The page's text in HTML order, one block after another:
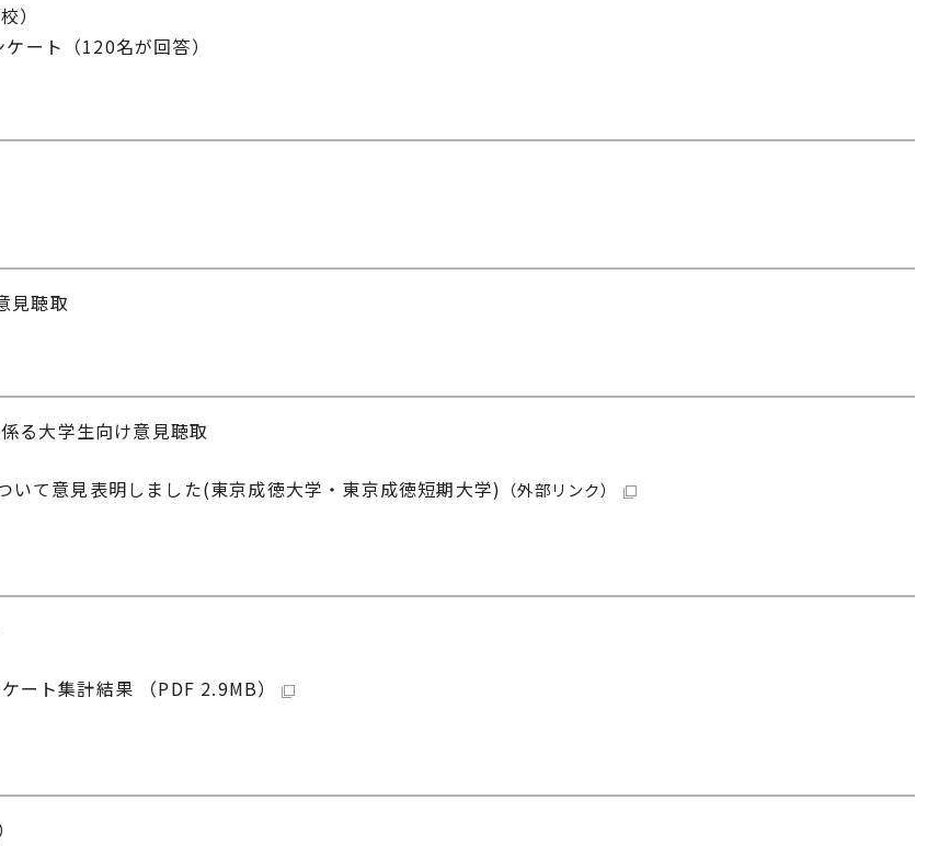
）
ート（120名が回答）
見聴取
る大学生向け意見聴取
て意見表明しました(東京成徳大学・東京成徳短期大学) （外部リンク）
ート集計結果 （PDF 2.9MB）